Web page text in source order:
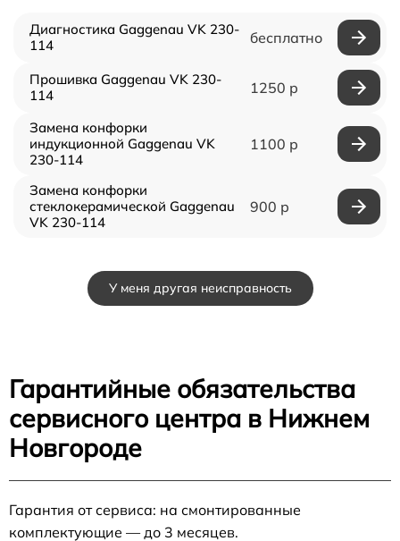
Диагностика Gaggenau VK 230-
114
бесплатно
Прошивка Gaggenau VK 230-
114
1250 р
Замена конфорки
индукционной Gaggenau VK
230-114
1100 р
Замена конфорки
стеклокерамической Gaggenau
VK 230-114
900 р
У меня другая неисправность
Гарантийные обязательства
сервисного центра в Нижнем
Новгороде
Гарантия от сервиса: на смонтированные
комплектующие — до 3 месяцев.